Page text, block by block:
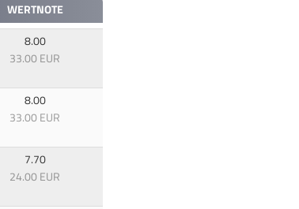
WERTNOTE
8.00
33.00 EUR
8.00
33.00 EUR
7.70
24.00 EUR